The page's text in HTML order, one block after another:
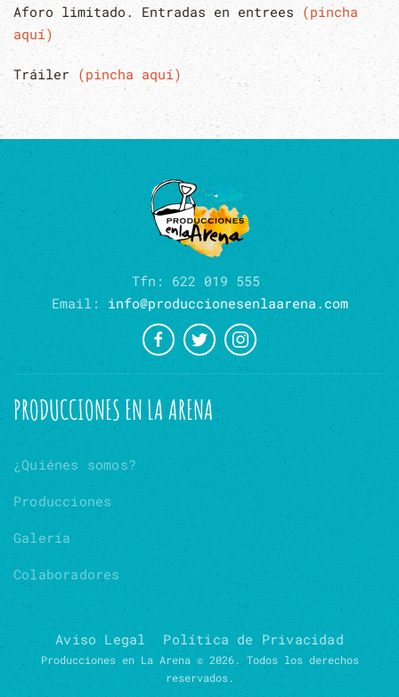
Aforo limitado. Entradas en entrees (pincha
aquí)
Tráiler (pincha aquí)
Tfn: 622 019 555
Email: info@produccionesenlaarena.com
PRODUCCIONES EN LA ARENA
¿Quiénes somos?
Producciones
Galería
Colaboradores
Aviso Legal Política de Privacidad
Producciones en La Arena © 2026. Todos los derechos
reservados.